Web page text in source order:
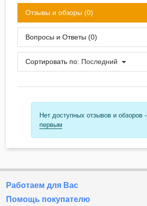
Отзывы и обзоры (0)
Вопросы и Ответы (0)
Сортировать по: Последний
Нет доступных отзывов и обзоров -
первым
Работаем для Вас
Помощь покупателю